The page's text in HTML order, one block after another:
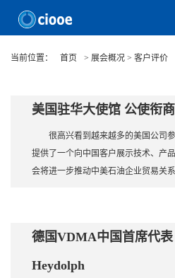
当前位置：
首页 > 展会概况 > 客户评价
美国驻华大使馆 公使衔
很高兴看到越来越多的美国公司
提供了一个向中国客户展示技术、产
会将进一步推动中美石油企业贸易关系
德国VDMA中国首席代表
Heydolph